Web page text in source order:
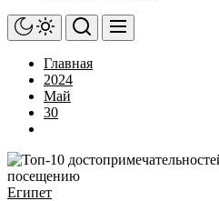
Главная
2024
Май
30
Египет